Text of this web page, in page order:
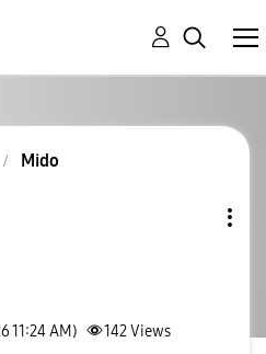
Mido
11:24 AM) 142Views